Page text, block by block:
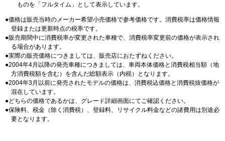
ものを「フルタイム」として表示しています。
価格は販売当時のメーカー希望小売価格で参考価格です。消費税率は価格情報
登録または更新時点の税率です。
販売期間中に消費税率が変更された車種で、消費税率変更前の価格が表示され
る場合があります。
実際の販売価格につきましては、販売店におたずねください。
2004年4月以降の発売車種につきましては、車両本体価格と消費税相当額（地
方消費税額を含む）を含んだ総額表示（内税）となります。
2004年3月以前に発売されたモデルの価格は、消費税込価格と消費税抜価格が
混在しています。
どちらの価格であるかは、グレード詳細画面にてご確認ください。
保険料、税金（除く消費税）、登録料、リサイクル料金などの諸費用は別途必
要となります。